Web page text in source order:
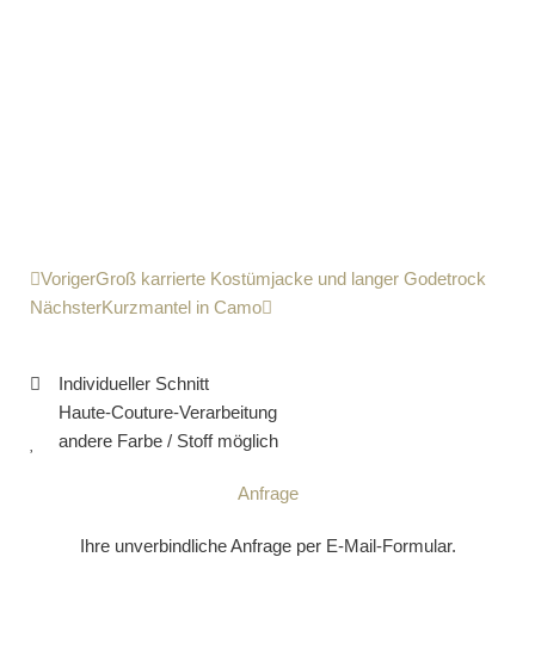
VorigerGroß karrierte Kostümjacke und langer Godetrock
NächsterKurzmantel in Camo
Individueller Schnitt
Haute-Couture-Verarbeitung
andere Farbe / Stoff möglich
Anfrage
Ihre unverbindliche Anfrage per E-Mail-Formular.